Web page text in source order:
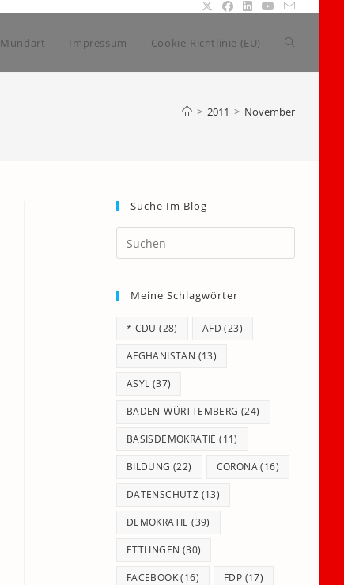
Mundart Impressum Cookie-Richtlinie (EU) Website-
> 2011 > November
Suche Im Blog
Escape
Meine Schlagwörter
* CDU (28) AFD (23)
AFGHANISTAN (13)
ASYL (37)
BADEN-WÜRTTEMBERG (24)
BASISDEMOKRATIE (11)
BILDUNG (22) CORONA(16)
DATENSCHUTZ (13)
DEMOKRATIE (39)
ETTLINGEN (30)
FACEBOOK(16) FDP (17)